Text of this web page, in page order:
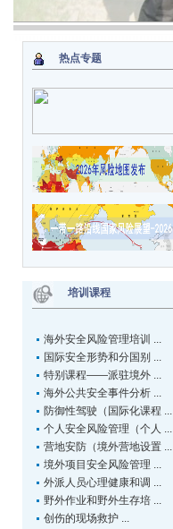
热点专题
培训课程
海外安全风险管理培训 ...
国际安全形势和分国别 ...
特别课程——派驻境外 ...
海外公共安全事件分析 ...
防御性驾驶（国际化课程 ...
个人安全风险管理（个人 ...
营地安防（境外营地设置 ...
境外项目安全风险管理 ...
外派人员心理健康和调 ...
野外作业和野外生存培 ...
创伤的现场救护 ...